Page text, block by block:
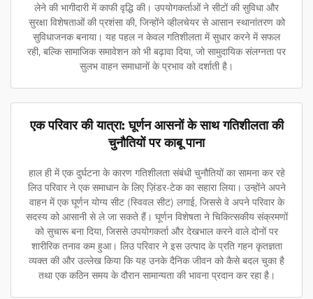
लेने की भागीदारी में काफी वृद्धि की। उपयोगकर्ताओं ने सीटों की सुविधा और
सुरक्षा विशेषताओं की प्रशंसा की, जिन्होंने व्हीलचेयर से आसान स्थानांतरण को
सुविधाजनक बनाया। यह पहल न केवल गतिशीलता में सुधार करने में सफल
रही, बल्कि सामाजिक समावेशन को भी बढ़ावा दिया, जो सामुदायिक संलग्नता पर
सुलभ वाहन समाधानों के प्रभाव को दर्शाती है।
एक परिवार की यात्रा: घूर्णन आसनों के साथ गतिशीलता की
चुनौतियों पर काबू पाना
हाल ही में एक दुर्घटना के कारण गतिशीलता संबंधी चुनौतियों का सामना कर रहे
लिउ परिवार ने एक समाधान के लिए ज़िंडर-टेक का सहारा लिया। उन्होंने अपने
वाहन में एक घूर्णन योग्य सीट (स्विवल सीट) लगाई, जिससे वे अपने परिवार के
सदस्य को आसानी से ले जा सकते हैं। घूर्णन विशेषता ने चिकित्सकीय संक्रमणों
को सुचारू बना दिया, जिससे उपयोगकर्ता और देखभाल करने वाले दोनों पर
शारीरिक तनाव कम हुआ। लिउ परिवार ने इस उत्पाद के प्रति गहन कृतज्ञता
व्यक्त की और उल्लेख किया कि यह उनके दैनिक जीवन को कैसे बदल चुका है
तथा एक कठिन समय के दौरान सामान्यता की भावना प्रदान कर रहा है।